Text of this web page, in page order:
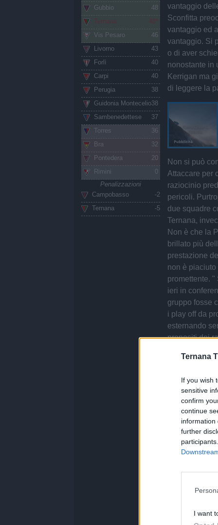
Ternana
If you wish
sensitive
confirm
continue
information
further
I want
Gubbio
48
Ternana
48*
Vis Pesaro
46
Livorno
43
Forlì
40
Carpi
40
Perugia
38
Guidonia Montecelio38
Sambenedettese
37
Torres
36
Bra
32
Pontedera
20
Rimini
0
Penalizzazioni
Campobasso
-2
Ternana
-5
vantaggio
Sconfitta
vantaggio ed
vantaggio. Si
o di aver
nonostante in
Kerrigan ma
di leggere la
Non si può
Attaccare per
raziocinio
pericoli.
due squadre
Ternana,
Non è che la
brillato più
prestazione
non è
promettente.
ieri in
gruppo fosse
i play off da
esternando
propositi dei